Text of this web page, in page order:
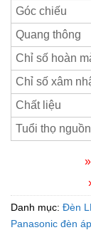
Góc chiếu
Quang thông
Chỉ số hoàn
Chỉ số xâm
Chất liệu
Tuổi thọ
»
Danh mục: Đèn
Panasonic đèn